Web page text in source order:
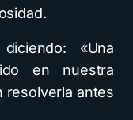
«Una
en nuestra
resolverla antes